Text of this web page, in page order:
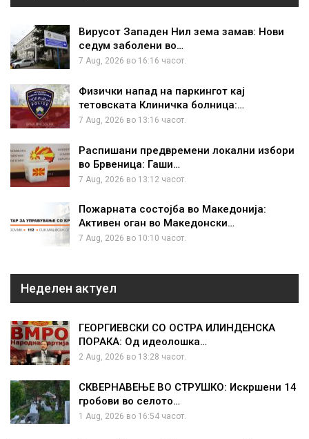
Вирусот Западен Нил зема замав: Нови
седум заболени во…
7 Aug, 2026 во 16:16 часот.
Физички напад на паркингот кај
тетовската Клиничка болница:…
7 Aug, 2026 во 13:16 часот.
Распишани предвремени локални избори
во Брвеница: Гаши…
7 Aug, 2026 во 13:12 часот.
Пожарната состојба во Македонија:
Активен оган во Македонски…
7 Aug, 2026 во 10:10 часот.
Неделен актуел
ГЕОРГИЕВСКИ СО ОСТРА ИЛИНДЕНСКА
ПОРАКА: Од идеолошка…
2 Aug, 2026 во 13:28 часот.
СКВЕРНАВЕЊЕ ВО СТРУШКО: Искршени 14
гробови во селото…
1 Aug, 2026 во 16:54 часот.